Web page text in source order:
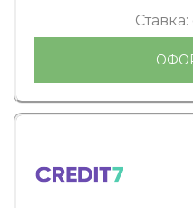
Ставка: